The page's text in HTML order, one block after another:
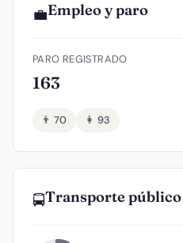
💼Empleo y paro
PARO REGISTRADO
163
👨 70 👩 93
🚍Transporte público